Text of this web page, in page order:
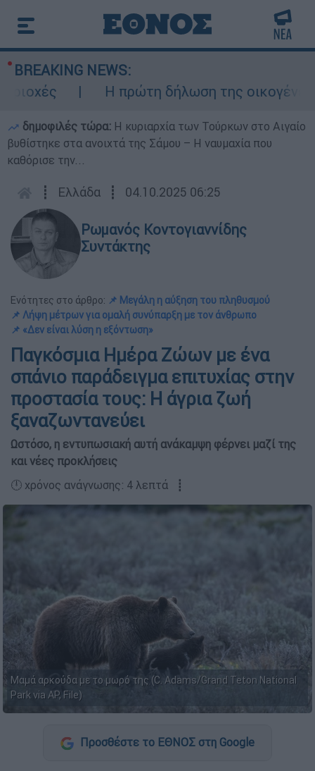
BREAKING NEWS:
Η πρώτη δήλωση της οικογένειας
δημοφιλές τώρα: Η κυριαρχία των Τούρκων στο Αιγαίο
βυθίστηκε στα ανοιχτά της Σάμου – Η ναυμαχία που
καθόρισε την...
┋ Ελλάδα ┋ 04.10.2025 06:25
Ρωμανός Κοντογιαννίδης
Συντάκτης
Ενότητες στο άρθρο: 📌 Μεγάλη η αύξηση του πληθυσμού
📌 Λήψη μέτρων για ομαλή συνύπαρξη με τον άνθρωπο
📌 «Δεν είναι λύση η εξόντωση»
Παγκόσμια Ημέρα Ζώων με ένα
σπάνιο παράδειγμα επιτυχίας στην
προστασία τους: Η άγρια ζωή
ξαναζωντανεύει
Ωστόσο, η εντυπωσιακή αυτή ανάκαμψη φέρνει μαζί της
και νέες προκλήσεις
🕛 χρόνος ανάγνωσης: 4 λεπτά ┋
Μαμά αρκούδα με το μωρό της (C. Adams/Grand Teton National
Park via AP, File)
Προσθέστε το ΕΘΝΟΣ στη Google